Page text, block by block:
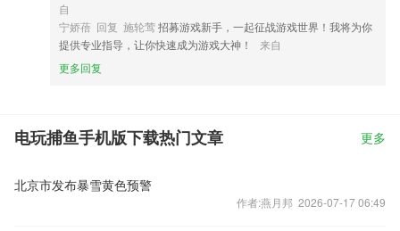
自
宁娇蓓 回复 施轮莺招募游戏新手，一起征战游戏世界！我将为你
提供专业指导，让你快速成为游戏大神！
来自
更多回复
电玩捕鱼手机版下载热门文章 更多
北京市发布暴雪黄色预警
作者:燕月邦 2026-07-17 06:49